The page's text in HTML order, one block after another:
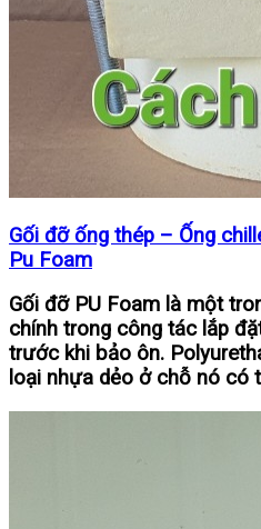
Gối đỡ ống thép – Ống
Pu Foam
Gối đỡ PU Foam là một
chính trong công tác lắp
trước khi bảo ôn.
loại nhựa dẻo ở chỗ nó có